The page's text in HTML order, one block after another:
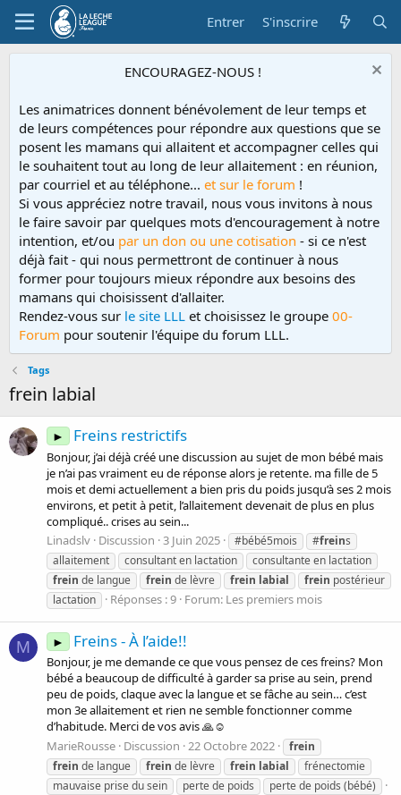
Entrer S'inscrire
ENCOURAGEZ-NOUS !
Les animatrices donnent bénévolement de leur temps et
de leurs compétences pour répondre aux questions que se
posent les mamans qui allaitent et accompagner celles qui
le souhaitent tout au long de leur allaitement : en réunion,
par courriel et au téléphone... et sur le forum !
Si vous appréciez notre travail, nous vous invitons à nous
le faire savoir par quelques mots d'encouragement à notre
intention, et/ou par un don ou une cotisation - si ce n'est
déjà fait - qui nous permettront de continuer à nous
former pour toujours mieux répondre aux besoins des
mamans qui choisissent d'allaiter.
Rendez-vous sur le site LLL et choisissez le groupe 00-
Forum pour soutenir l'équipe du forum LLL.
Tags
frein labial
► Freins restrictifs
Bonjour, j’ai déjà créé une discussion au sujet de mon bébé mais
je n’ai pas vraiment eu de réponse alors je retente. ma fille de 5
mois et demi actuellement a bien pris du poids jusqu’à ses 2 mois
environs, et petit à petit, l’allaitement devenait de plus en plus
compliqué.. crises au sein...
Linadslv Discussion 3 Juin 2025 #bébé5mois #freins
allaitement
consultant en lactation
consultante en lactation
frein de langue frein de lèvre frein labial frein postérieur
lactation
Réponses : 9 Forum: Les premiers mois
M ► Freins - À l’aide!!
Bonjour, je me demande ce que vous pensez de ces freins? Mon
bébé a beaucoup de difficulté à garder sa prise au sein, prend
peu de poids, claque avec la langue et se fâche au sein… c’est
mon 3e allaitement et rien ne semble fonctionner comme
d’habitude. Merci de vos avis 🙏☺️
MarieRousse Discussion 22 Octobre 2022
frein
frein de langue frein de lèvre frein labial
frénectomie
mauvaise prise du sein
perte de poids perte de poids (bébé)